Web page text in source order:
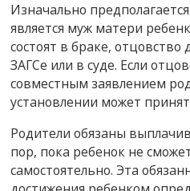
Изначально
является муж матери
состоят в браке,
ЗАГСе или в суде. Если
совместным заявлением
установлении может
Родители обязаны
пор, пока ребенок не
самостоятельно. Эта